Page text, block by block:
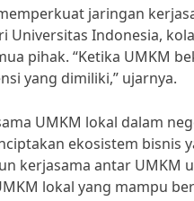
jaringan
Universitas Indonesia,
pihak. “Ketika UMKM
yang dimiliki,” ujarnya.
UMKM lokal dalam
ekosistem bisnis
kerjasama antar UMKM
lokal yang mampu